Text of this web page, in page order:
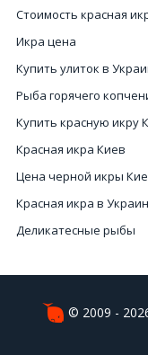
Стоимость красная
Икра цена
Купить улиток в
Рыба горячего
Купить красную икру
Красная икра Киев
Цена черной икры
Красная икра в
Деликатесные рыбы
Креветки цена
© 2009 -